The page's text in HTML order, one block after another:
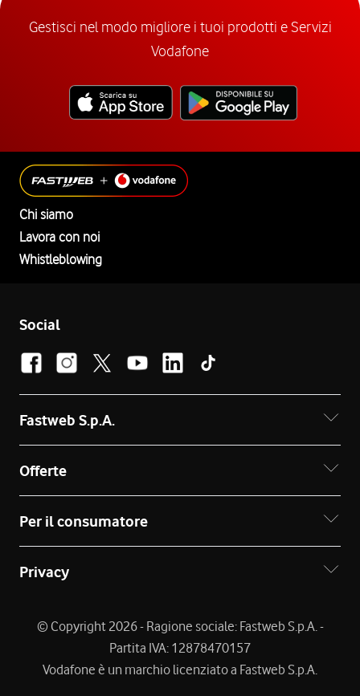
Gestisci nel modo migliore i tuoi prodotti e Servizi
Vodafone
Chi siamo
Lavora con noi
Whistleblowing
Social
Fastweb S.p.A.
Offerte
Per il consumatore
Privacy
© Copyright 2026 - Ragione sociale: Fastweb S.p.A. -
Partita IVA: 12878470157
Vodafone è un marchio licenziato a Fastweb S.p.A.